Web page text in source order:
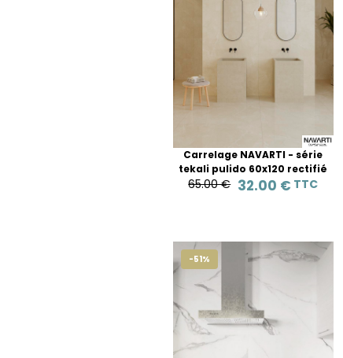
Carrelage NAVARTI - série
tekali pulido 60x120 rectifié
65.00 € 32.00 € TTC
-51%